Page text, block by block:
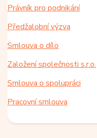
Právník pro podnikání
Předžalobní výzva
Smlouva o dílo
Založení společnosti s.r.o.
Smlouva o spolupráci
Pracovní smlouva